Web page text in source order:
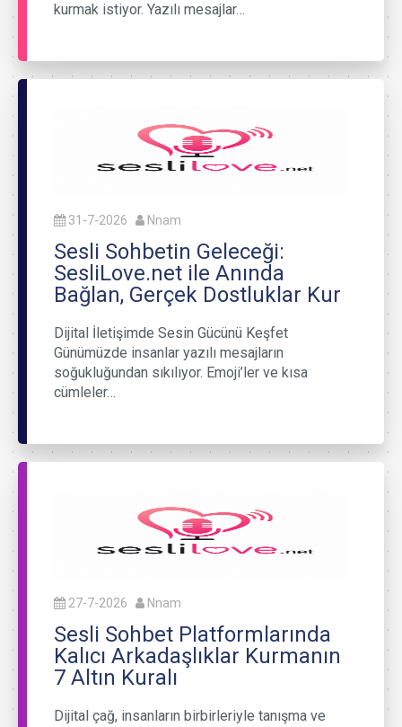
kurmak istiyor. Yazılı mesajlar…
31-7-2026 Nnam
Sesli Sohbetin Geleceği:
SesliLove.net ile Anında
Bağlan, Gerçek Dostluklar Kur
Dijital İletişimde Sesin Gücünü Keşfet
Günümüzde insanlar yazılı mesajların
soğukluğundan sıkılıyor. Emoji’ler ve kısa
cümleler…
27-7-2026 Nnam
Sesli Sohbet Platformlarında
Kalıcı Arkadaşlıklar Kurmanın
7 Altın Kuralı
Dijital çağ, insanların birbirleriyle tanışma ve